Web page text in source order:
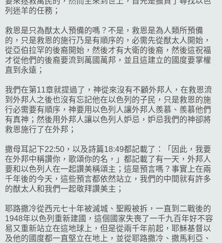
列迷羊的任務；
救恩是只為猷太人預備的嗎？不是，救恩是為人類所預備
的，只是救恩的施行乃是有順序的，必需先從猷太人開始，
從亞伯拉罕的後裔開始，然後才有大衛的後裔，然後這祝福
才從他們的後裔要流到萬國萬邦，並且這建立的國度要掌權
直到永遠；
我們在第11章就提過了，神從來沒有不顧外邦人，在救恩流
到外邦人之後也沒有忘記他在以色列的子民，只是救恩的施
行必需要有順序，神要用以色列人讓外邦人羨慕、羨慕他們
有真神；然後用外邦人讓以色列人妒忌，妒忌我們的神卻將
救恩施行了在外邦；
撒母耳記下22:50，以及詩篇18:49都記載了：「因此，我要
在外邦中稱讚你，歌頌你的名，」都記載了有一天，外邦人
要和以色列人在一起讚美稱頌主；這是預言嗎？事實上在兩
千年後的今天，這些預言都依然站立，我們的中間就有許多
的猷太人和我們一起敬拜讚美主；
耶路撒冷從西元七十年被滅城、聖殿被拆，一直到二戰後的
1948年以色列重新建國，這個國家失喪了一千九百年好不容
易又重新站立在這地球上，但是從兩千年前起，耶穌基督以
及他的國度都一直堅立在地上，並從耶路撒冷、撒馬利亞、